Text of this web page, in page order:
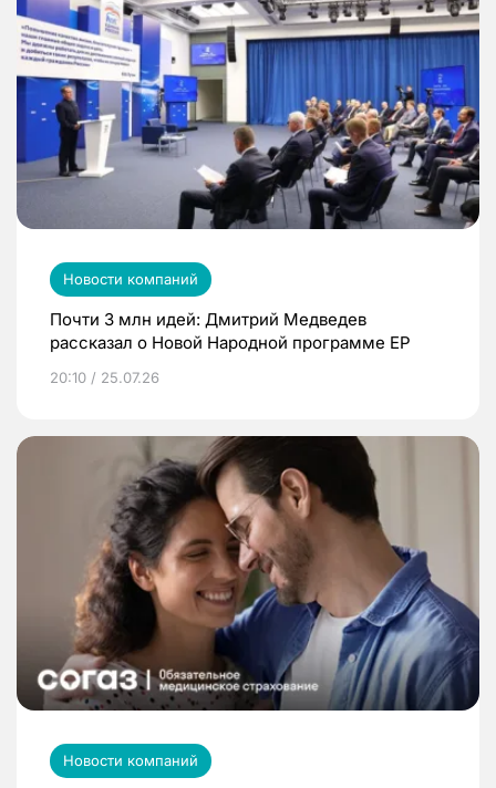
Новости компаний
Почти 3 млн идей: Дмитрий Медведев
рассказал о Новой Народной программе ЕР
20:10 / 25.07.26
Новости компаний